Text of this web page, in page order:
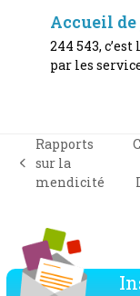
Accueil de
244 543,
par les
previous
post:
Rapports
sur la
mendicité